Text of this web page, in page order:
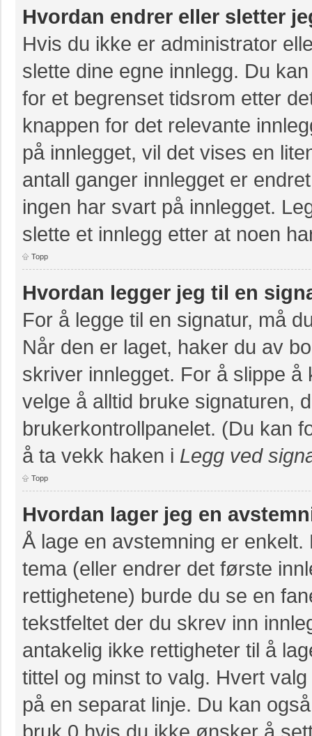
Hvordan endrer eller sletter
Hvis du ikke er administrator
slette dine egne innlegg. Du
for et begrenset tidsrom etter
knappen for det relevante
på innlegget, vil det vises en
antall ganger innlegget er
ingen har svart på innlegget.
slette et innlegg etter at noen
Topp
Hvordan legger jeg til en
For å legge til en signatur, må
Når den er laget, haker du av
skriver innlegget. For å slippe
velge å alltid bruke signaturen,
brukerkontrollpanelet. (Du kan
å ta vekk haken i Legg ved
Topp
Hvordan lager jeg en
Å lage en avstemning er
tema (eller endrer det første
rettighetene) burde du se en
tekstfeltet der du skrev inn
antakelig ikke rettigheter til å
tittel og minst to valg. Hvert
på en separat linje. Du kan
bruk 0 hvis du ikke ønsker å